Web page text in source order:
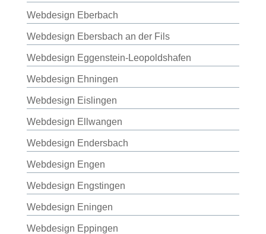
Webdesign Eberbach
Webdesign Ebersbach an der Fils
Webdesign Eggenstein-Leopoldshafen
Webdesign Ehningen
Webdesign Eislingen
Webdesign Ellwangen
Webdesign Endersbach
Webdesign Engen
Webdesign Engstingen
Webdesign Eningen
Webdesign Eppingen